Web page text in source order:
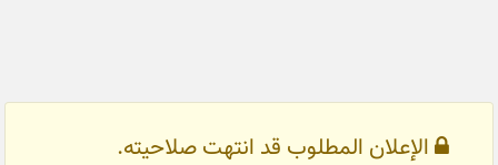
الإعلان المطلوب قد انتهت صلاحيته.